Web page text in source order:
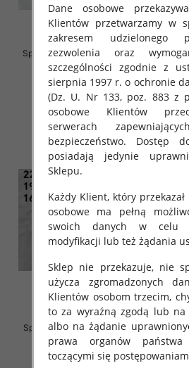
Sportowe Chłopięca Roz 21-26 /
24 par
32.00 zł
szczegóły
Sportowe Chłopięca Roz 19-24/
16 par
28.00 zł
Dane osobowe
Klientów przetwarzamy w
zakresem udzielonego
zezwolenia oraz
szczególności zgodnie z
sierpnia 1997 r. o ochronie
(Dz. U. Nr 133, poz. 883 z
osobowe Klientów
serwerach
bezpieczeństwo. Dostęp
posiadają jedynie
Sklepu.
Każdy Klient, który
osobowe ma pełną
swoich danych w celu
modyfikacji lub też żądania
Sklep nie przekazuje, nie
użycza zgromadzonych
Klientów osobom trzecim,
to za wyraźną zgodą lub na
albo na żądanie
prawa organów
toczącymi się